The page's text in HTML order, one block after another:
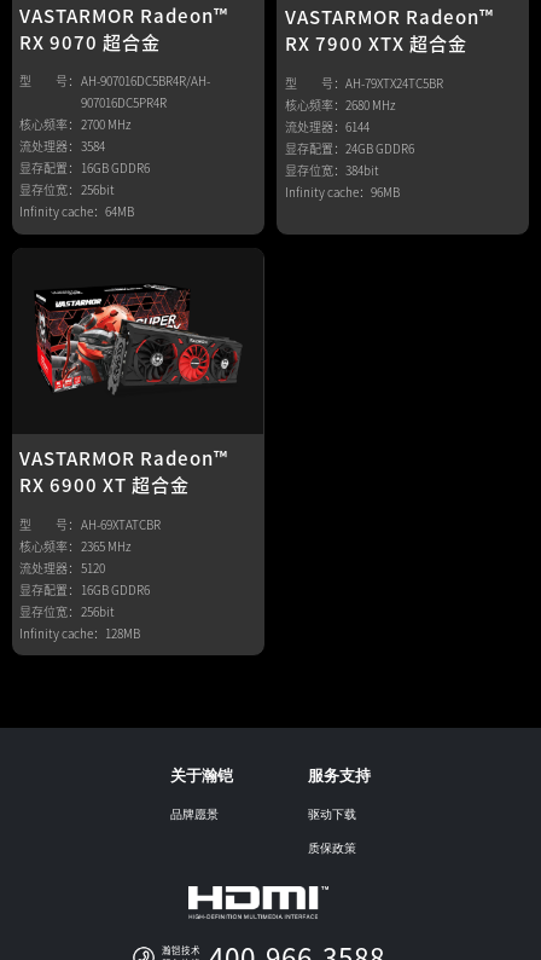
VASTARMOR Radeon™
RX 9070 超合金
型 号： AH-907016DC5BR4R/AH-
907016DC5PR4R
核心频率： 2700 MHz
流处理器： 3584
显存配置： 16GB GDDR6
显存位宽： 256bit
Infinity cache：64MB
VASTARMOR Radeon™
RX 7900 XTX 超合金
型 号： AH-79XTX24TC5BR
核心频率： 2680 MHz
流处理器： 6144
显存配置： 24GB GDDR6
显存位宽： 384bit
Infinity cache： 96MB
VASTARMOR Radeon™
RX 6900 XT 超合金
型 号： AH-69XTATCBR
核心频率： 2365 MHz
流处理器： 5120
显存配置： 16GB GDDR6
显存位宽： 256bit
Infinity cache： 128MB
关于瀚铠
品牌愿景
服务支持
驱动下载
质保政策
瀚铠技术